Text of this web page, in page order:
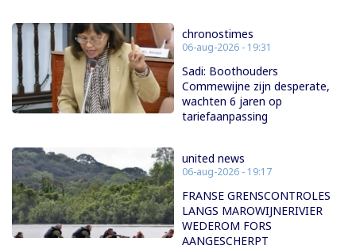
chronostimes
06-aug-2026 - 19:31
Sadi: Boothouders
Commewijne zijn desperate,
wachten 6 jaren op
tariefaanpassing
united news
06-aug-2026 - 19:17
FRANSE GRENSCONTROLES
LANGS MAROWIJNERIVIER
WEDEROM FORS
AANGESCHERPT